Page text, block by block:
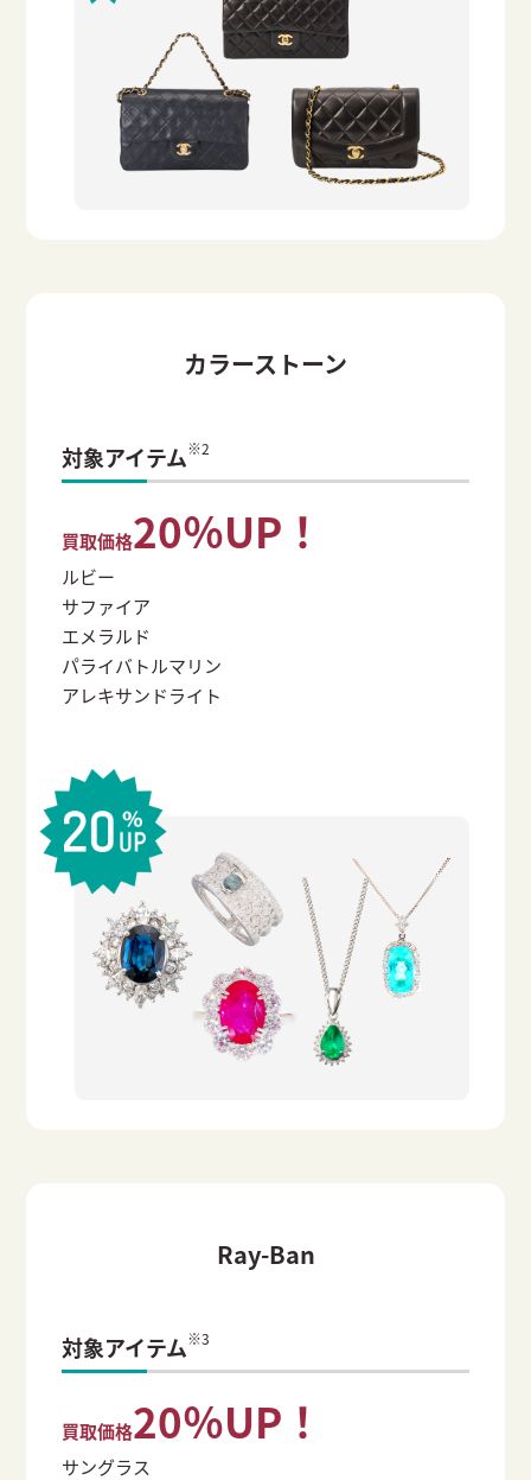
カラーストーン
対象アイテム※2
買取価格20％UP！
ルビー
サファイア
エメラルド
パライバトルマリン
アレキサンドライト
Ray-Ban
対象アイテム※3
買取価格20％UP！
サングラス